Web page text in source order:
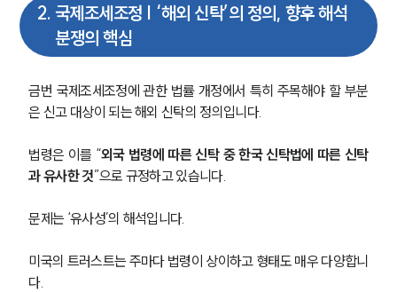
2. 국제조세조정 | ‘해외 신탁’의 정의, 향후 해석
분쟁의 핵심
금번 국제조세조정에 관한 법률 개정에서 특히 주목해야 할 부분
은 신고 대상이 되는 해외 신탁의 정의입니다.
법령은 이를 “외국 법령에 따른 신탁 중 한국 신탁법에 따른 신탁
과 유사한 것”으로 규정하고 있습니다.
문제는 ‘유사성’의 해석입니다.
미국의 트러스트는 주마다 법령이 상이하고 형태도 매우 다양합니
다.